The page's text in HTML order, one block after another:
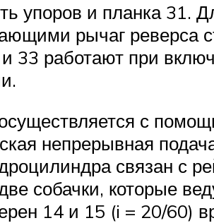
упоров и планка 31.
рычаг реверса
33 работают при
с
непрерывная
связан с
собачки, которые
14 и 15 (i = 20/60)